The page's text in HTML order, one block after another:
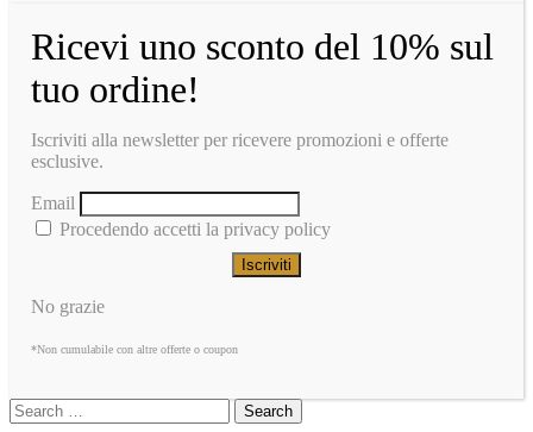
Ricevi uno sconto del 10% sul
tuo ordine!
Iscriviti alla newsletter per ricevere promozioni e offerte
esclusive.
Email
Procedendo accetti la privacy policy
No grazie
*Non cumulabile con altre offerte o coupon
Search